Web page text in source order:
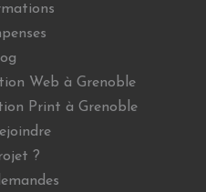
Web à Grenoble
Print à Grenoble
?